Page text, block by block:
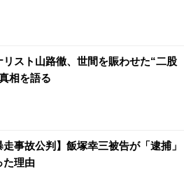
リスト山路徹、世間を賑わせた“二股
相を語る
走事故公判】飯塚幸三被告が「逮捕」
た理由